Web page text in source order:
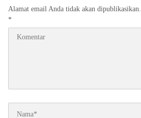
Alamat email Anda tidak akan dipublikasikan.
*